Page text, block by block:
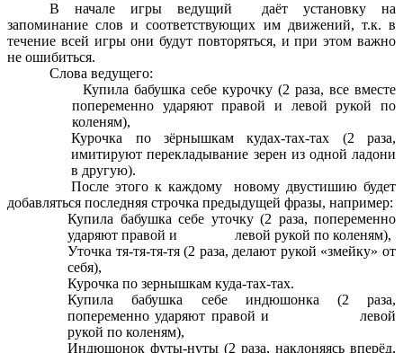
В начале игры ведущий даёт установку на
запоминание слов и соответствующих им движений, т.к. в
течение всей игры они будут повторяться, и при этом важно
не ошибиться.
Слова ведущего:
Купила бабушка себе курочку (2 раза, все вместе
попеременно ударяют правой и левой рукой по
коленям),
Курочка по зёрнышкам кудах-тах-тах (2 раза,
имитируют перекладывание зерен из одной ладони
в другую).
После этого к каждому новому двустишию будет
добавляться последняя строчка предыдущей фразы, например:
Купила бабушка себе уточку (2 раза, попеременно
ударяют правой и левой рукой по коленям),
Уточка тя-тя-тя-тя (2 раза, делают рукой «змейку» от
себя),
Курочка по зернышкам куда-тах-тах.
Купила бабушка себе индюшонка (2 раза,
попеременно ударяют правой и левой
рукой по коленям),
Индюшонок футы-нуты (2 раза, наклоняясь вперёд,